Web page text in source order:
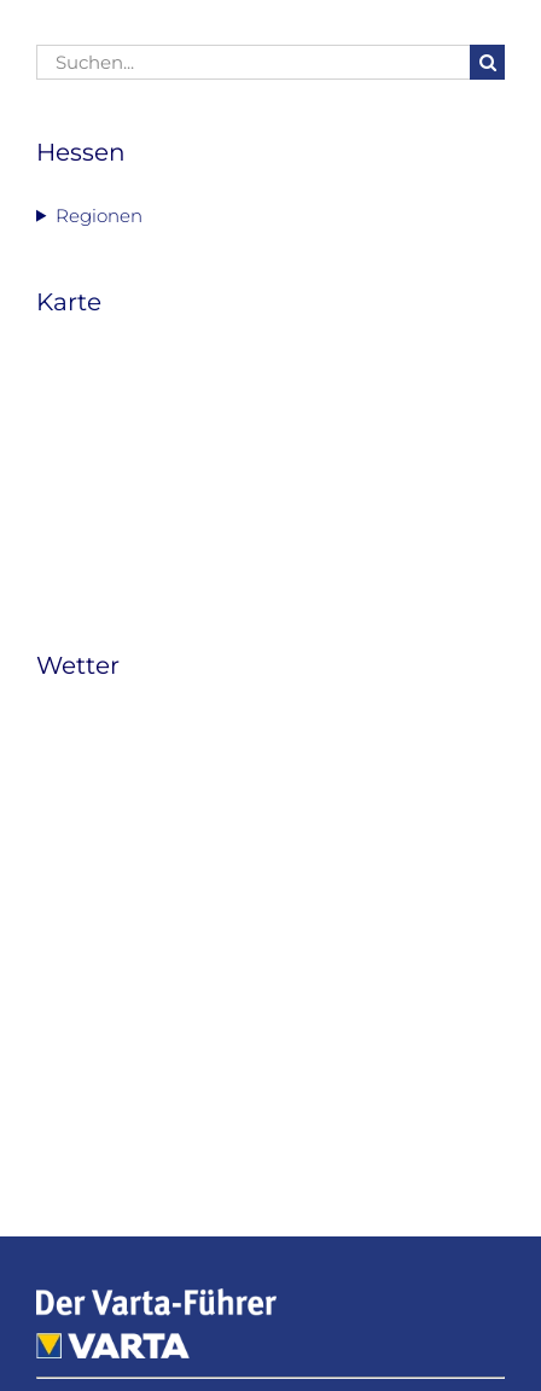
Suche
nach:
Hessen
Regionen
Karte
Wetter